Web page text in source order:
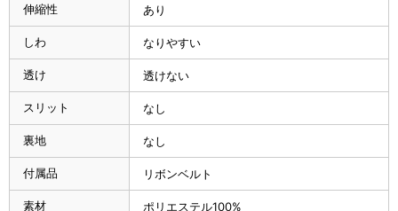
伸縮性 あり
しわ なりやすい
透け 透けない
スリット なし
裏地 なし
付属品 リボンベルト
素材 ポリエステル100%